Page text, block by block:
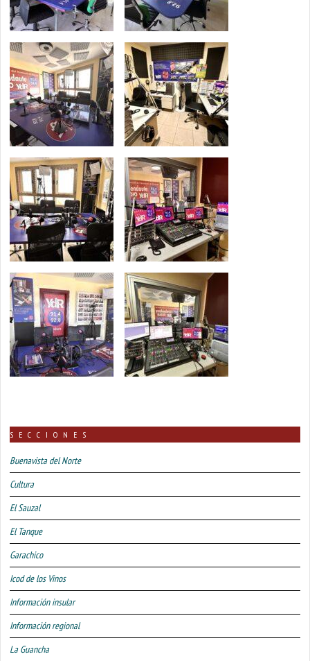
SECCIONES
Buenavista del Norte
Cultura
El Sauzal
El Tanque
Garachico
Icod de los Vinos
Información insular
Información regional
La Guancha